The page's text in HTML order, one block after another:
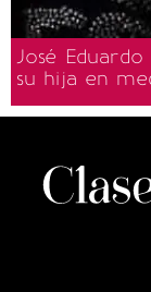
José
su hija en